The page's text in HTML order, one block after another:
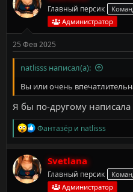
Главный персик
Администратор
25 Фев 2025
natlisss написал(а):
Вы или очень
Я бы по-другому написала
Р
е
а
к
ц
и
Фантазёр и natlisss
Svetlana
Главный персик
Администратор